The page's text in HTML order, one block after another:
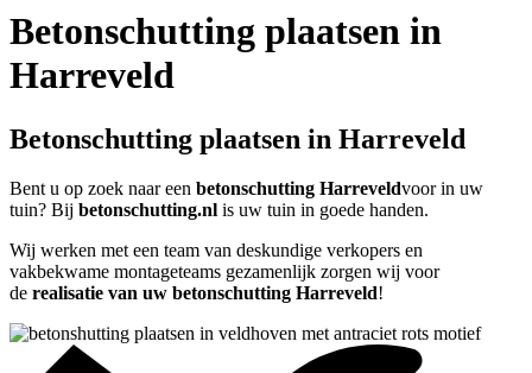
Betonschutting plaatsen in
Harreveld
Betonschutting plaatsen in Harreveld
Bent u op zoek naar een betonschutting Harreveldvoor in uw
tuin? Bij betonschutting.nl is uw tuin in goede handen.
Wij werken met een team van deskundige verkopers en
vakbekwame montageteams gezamenlijk zorgen wij voor
de realisatie van uw betonschutting Harreveld!